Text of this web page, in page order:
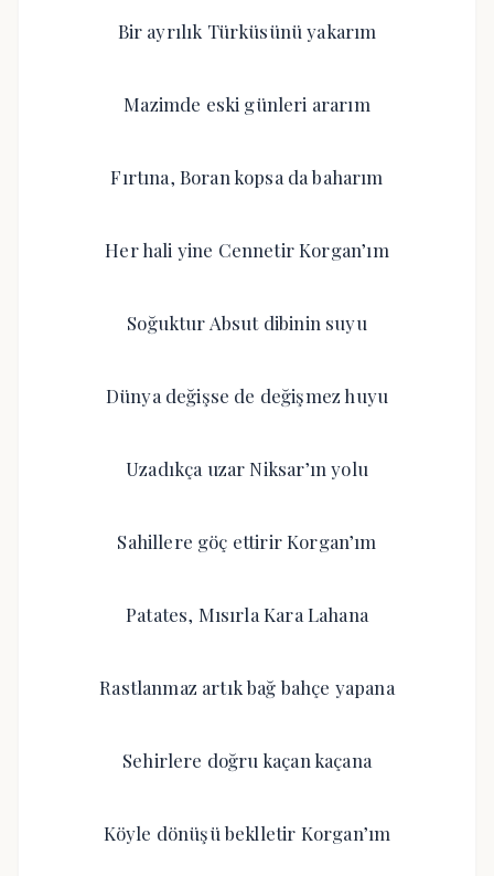
Bir ayrılık Türküsünü yakarım
Mazimde eski günleri ararım
Fırtına, Boran kopsa da baharım
Her hali yine Cennetir Korgan’ım
Soğuktur Absut dibinin suyu
Dünya değişse de değişmez huyu
Uzadıkça uzar Niksar’ın yolu
Sahillere göç ettirir Korgan’ım
Patates, Mısırla Kara Lahana
Rastlanmaz artık bağ bahçe yapana
Sehirlere doğru kaçan kaçana
Köyle dönüşü beklletir Korgan’ım